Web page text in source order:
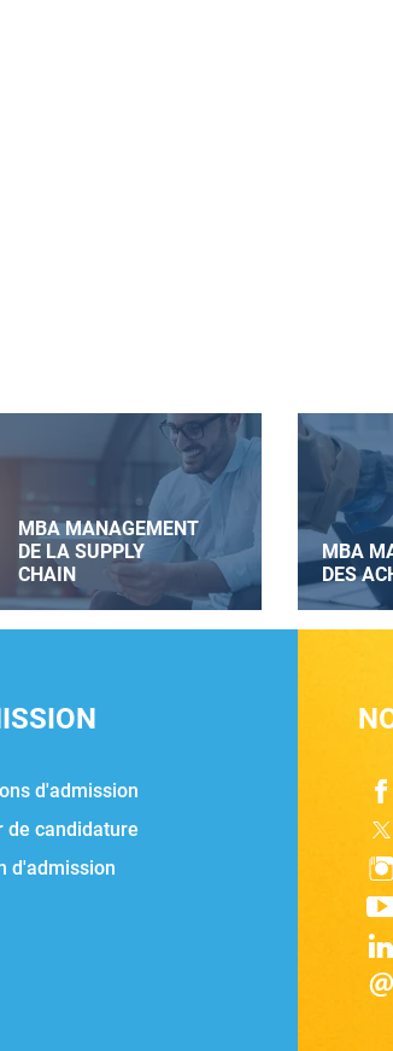
MBA MANAGEMENT
DE LA SUPPLY
CHAIN
MBA
DES
d'admission
de candidature
d'admission